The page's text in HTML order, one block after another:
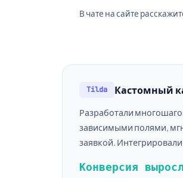
В чате на сайте
Tilda Кастомный
Разработали
зависимыми полями,
заявкой.
Конверсия